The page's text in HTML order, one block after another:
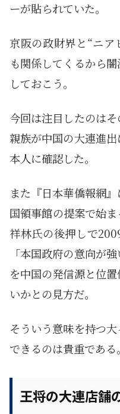
ーが貼られていた。
京阪の政財界と“ニア
も関係してくるから
しておこう。
今回は注目したのは
親族が中国の大連進
本人に確認した。
また『日本華僑報網
国領事館の提案で始
祥林氏の後押しで
「本国政府の意向が
を中国の発信源と位
いかとの見方だ。
そういう意味を持つ
できるのは貴重である。
王将の大連店舗